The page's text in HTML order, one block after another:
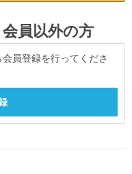
員以外の方
員登録を行ってくださ